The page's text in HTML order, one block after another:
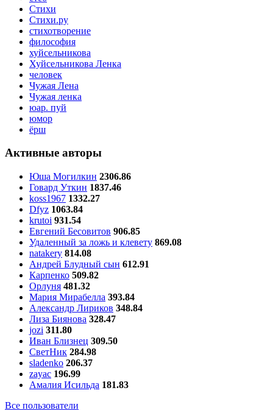
Стихи
Стихи.ру
стихотворение
философия
хуйсельникова
Хуйсельникова Ленка
человек
Чужая Лена
Чужая ленка
юар. пуй
юмор
ёрш
Активные авторы
Юша Могилкин 2306.86
Говард Уткин 1837.46
koss1967 1332.27
Dfyz 1063.84
krutoi 931.54
Евгений Бесовитов 906.85
Удаленный за ложь и клевету 869.08
natakery 814.08
Андрей Блудный сын 612.91
Карпенко 509.82
Орлуня 481.32
Мария Мирабелла 393.84
Александр Лириков 348.84
Лиза Биянова 328.47
jozi 311.80
Иван Близнец 309.50
СветНик 284.98
sladenko 206.37
zayac 196.99
Амалия Исильда 181.83
Все пользователи